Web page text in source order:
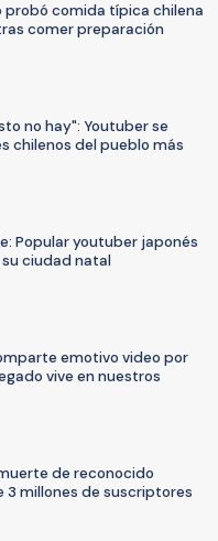
probó comida típica chilena
comer preparación
no hay": Youtuber se
chilenos del pueblo más
Popular youtuber japonés
ciudad natal
emotivo video por
vive en nuestros
de reconocido
3 millones de suscriptores